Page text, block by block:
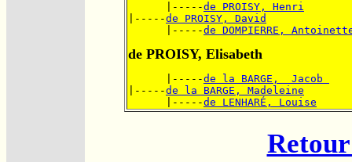
      |-----
de PROISY, Henri
|-----de PROISY, David
      |-----
de DOMPIERRE,
de PROISY, Elisabeth
      |-----
de la BARGE,  Jacob
|-----de la BARGE, Madeleine
      |-----
de LENHARÉ, Louise